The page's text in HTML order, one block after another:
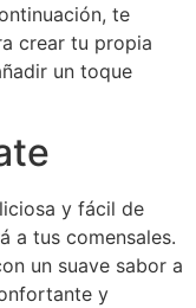
te
crear tu propia
un toque
y fácil de
a tus comensales.
un suave sabor a
y